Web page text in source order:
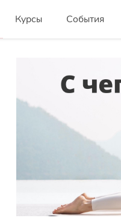
Курсы События